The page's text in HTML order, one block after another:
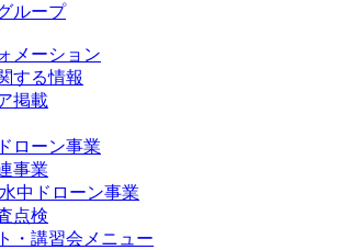
ループ
メーション
する情報
掲載
ローン事業
事業
中ドローン事業
点検
・講習会メニュー